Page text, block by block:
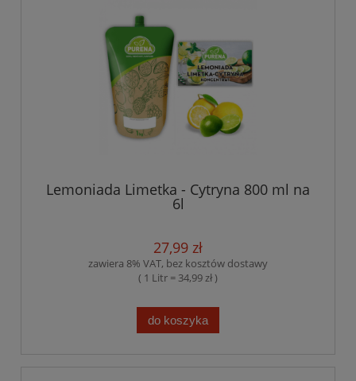
Lemoniada Limetka - Cytryna 800 ml na
6l
27,99 zł
zawiera 8% VAT, bez kosztów dostawy
( 1 Litr = 34,99 zł )
do koszyka